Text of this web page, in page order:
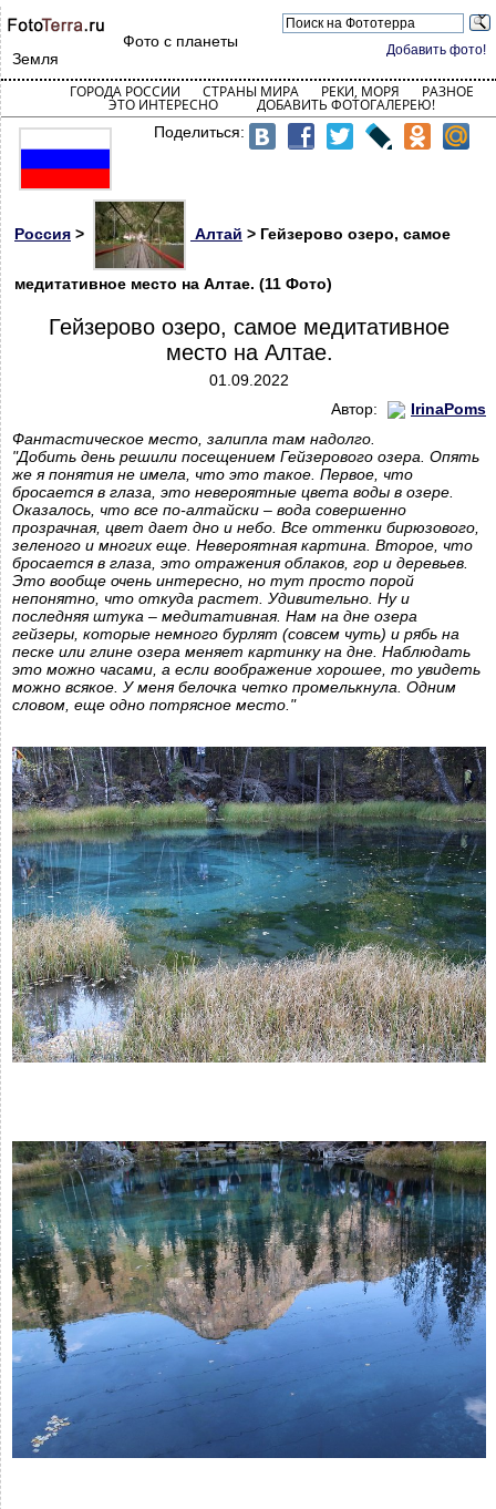
Добавить фото!
Фото с планеты
Земля
ГОРОДА РОССИИ СТРАНЫ МИРА РЕКИ, МОРЯ РАЗНОЕ
ЭТО ИНТЕРЕСНО ДОБАВИТЬ ФОТОГАЛЕРЕЮ!
Поделиться:
Россия > Алтай > Гейзерово озеро, самое
медитативное место на Алтае. (11 Фото)
Гейзерово озеро, самое медитативное
место на Алтае.
01.09.2022
Автор:
IrinaPoms
Фантастическое место, залипла там надолго.
"Добить день решили посещением Гейзерового озера. Опять
же я понятия не имела, что это такое. Первое, что
бросается в глаза, это невероятные цвета воды в озере.
Оказалось, что все по-алтайски – вода совершенно
прозрачная, цвет дает дно и небо. Все оттенки бирюзового,
зеленого и многих еще. Невероятная картина. Второе, что
бросается в глаза, это отражения облаков, гор и деревьев.
Это вообще очень интересно, но тут просто порой
непонятно, что откуда растет. Удивительно. Ну и
последняя штука – медитативная. Нам на дне озера
гейзеры, которые немного бурлят (совсем чуть) и рябь на
песке или глине озера меняет картинку на дне. Наблюдать
это можно часами, а если воображение хорошее, то увидеть
можно всякое. У меня белочка четко промелькнула. Одним
словом, еще одно потрясное место."